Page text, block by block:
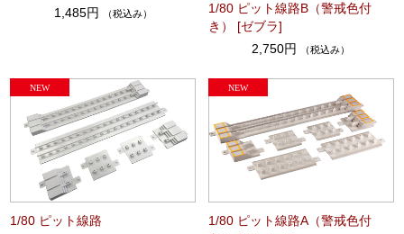
1,485円
（税込み）
1/80 ピット線路B（警戒色付
き） [ゼブラ]
2,750円
（税込み）
1/80 ピット線路
1/80 ピット線路A（警戒色付